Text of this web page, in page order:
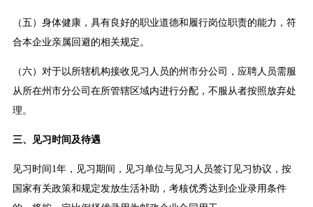
（五）身体健康，具有良好的职业道德和履行岗位职责的能力，符
合本企业亲属回避的相关规定。
（六）对于以所辖机构接收见习人员的州市分公司，应聘人员需服
从所在州市分公司在所管辖区域内进行分配，不服从者按照放弃处
理。
三、见习时间及待遇
见习时间1年，见习期间，见习单位与见习人员签订见习协议，按
国家有关政策和规定发放生活补助，考核优秀达到企业录用条件